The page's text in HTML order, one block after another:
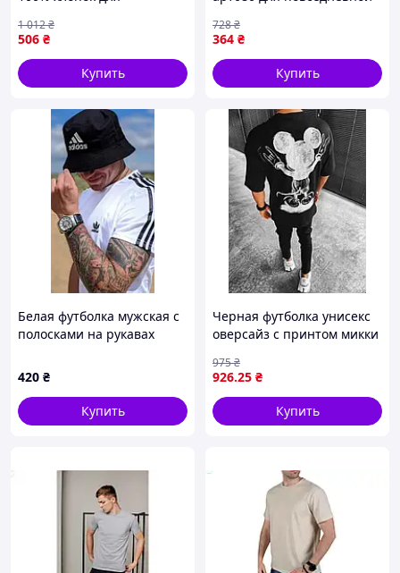
активного отдыха
506 ₴
1 012₴
Купить
времени
364 ₴
728₴
Купить
Белая футболка мужская с
полосками на рукавах
повседневная летняя
GBGtime3062
420 ₴
Купить
Черная футболка унисекс
оверсайз с принтом микки
парня NSLtime3101
926.25 ₴
975₴
Купить